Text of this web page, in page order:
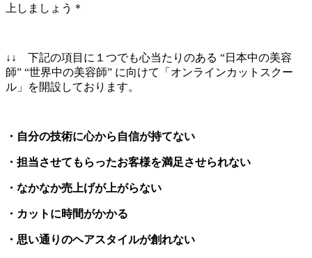
上しましょう＊
↓↓ 下記の項目に１つでも心当たりのある “日本中の美容
師” “世界中の美容師” に向けて「オンラインカットスクー
ル」を開設しております。
・自分の技術に心から自信が持てない
・担当させてもらったお客様を満足させられない
・なかなか売上げが上がらない
・カットに時間がかかる
・思い通りのヘアスタイルが創れない